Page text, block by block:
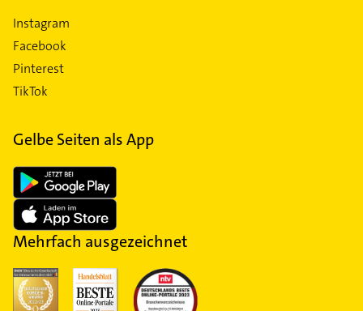
Instagram
Facebook
Pinterest
TikTok
Gelbe Seiten als App
Mehrfach ausgezeichnet